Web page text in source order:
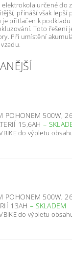
elektrokola určené do
přináší však lepší
přitlačen k
Toto řešení
Při umístění
POHONEM 500W,
15,6AH–
do výpletu
POHONEM 500W,
13AH – SKLADEM
do výpletu